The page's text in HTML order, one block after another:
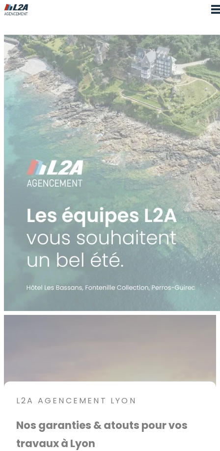
Cookies management panel
L2A AGENCEMENT LYON
Nos garanties & atouts pour vos
travaux à Lyon